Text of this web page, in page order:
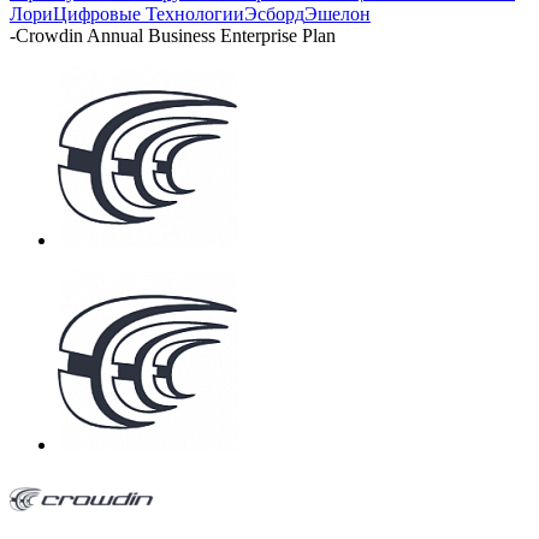
ЛориЦифровые ТехнологииЭсбордЭшелон
-Crowdin Annual Business Enterprise Plan